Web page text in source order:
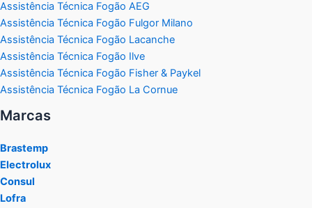
Assistência Técnica Fogão AEG
Assistência Técnica Fogão Fulgor Milano
Assistência Técnica Fogão Lacanche
Assistência Técnica Fogão Ilve
Assistência Técnica Fogão Fisher & Paykel
Assistência Técnica Fogão La Cornue
Marcas
Brastemp
Electrolux
Consul
Lofra